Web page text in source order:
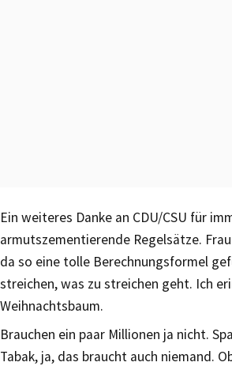
Ein weiteres Danke an CDU/CSU für
armutszementierende Regelsätze.
da so eine tolle Berechnungsformel
streichen, was zu streichen geht. Ich
Weihnachtsbaum.
Brauchen ein paar Millionen ja nicht.
Tabak, ja, das braucht auch niemand.